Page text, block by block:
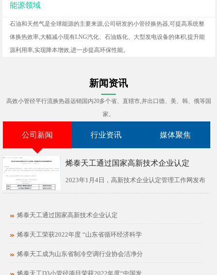
能源领域
石油和天然气是全球能源的主要来源,公司研发的小管径换热器,可提高系统整
体换热效率,大幅减小现有LNG汽化、石油炼化、大型发电设备的体积,提升能
源利用率,实现降本增效,进一步提高环保性能。
新闻资讯
高效小管径平行流换热器远销国内20多个省、直辖市,并出口德、美、韩、俄等国
家。
公司新闻 行业资讯 媒体聚焦
烯泰天工通过国家高新技术企业认定
2023年1月4日，高新技术企业认定管理工作网发布
烯泰天工通过国家高新技术企业认定
烯泰天工荣获2022年度 “山东省循环经济科学
烯泰天工成为山东省制冷空调行业协会洁净分
烯泰天工D3小管径项目荣获2022年度“中国发